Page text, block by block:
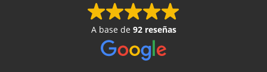
A base de 92 reseñas